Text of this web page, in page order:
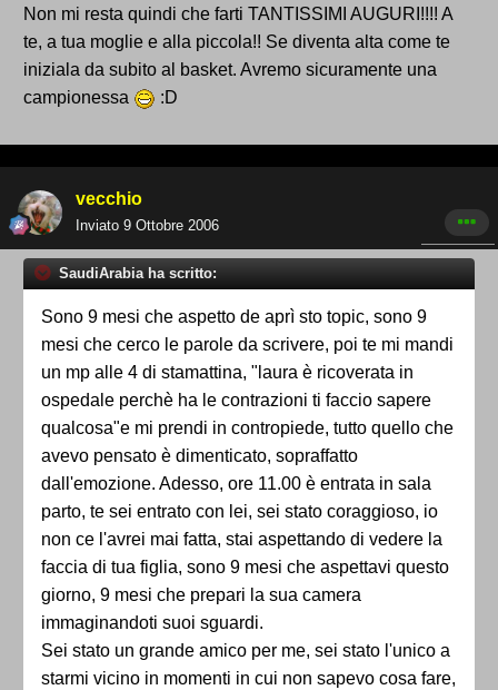
Non mi resta quindi che farti TANTISSIMI AUGURI!!!! A
te, a tua moglie e alla piccola!! Se diventa alta come te
iniziala da subito al basket. Avremo sicuramente una
campionessa
:D
vecchio
Inviato 9 Ottobre 2006
SaudiArabia ha scritto:
Sono 9 mesi che aspetto de aprì sto topic, sono 9
mesi che cerco le parole da scrivere, poi te mi mandi
un mp alle 4 di stamattina, "laura è ricoverata in
ospedale perchè ha le contrazioni ti faccio sapere
qualcosa"e mi prendi in contropiede, tutto quello che
avevo pensato è dimenticato, sopraffatto
dall'emozione. Adesso, ore 11.00 è entrata in sala
parto, te sei entrato con lei, sei stato coraggioso, io
non ce l'avrei mai fatta, stai aspettando di vedere la
faccia di tua figlia, sono 9 mesi che aspettavi questo
giorno, 9 mesi che prepari la sua camera
immaginandoti suoi sguardi.
Sei stato un grande amico per me, sei stato l'unico a
starmi vicino in momenti in cui non sapevo cosa fare,